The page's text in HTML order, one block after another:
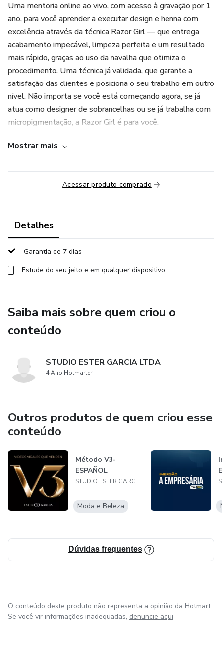
Uma mentoria online ao vivo, com acesso à gravação por 1
ano, para você aprender a executar design e henna com
excelência através da técnica Razor Girl — que entrega
acabamento impecável, limpeza perfeita e um resultado
mais rápido, graças ao uso da navalha que otimiza o
procedimento. Uma técnica já validada, que garante a
satisfação das clientes e posiciona o seu trabalho em outro
nível. Não importa se você está começando agora, se já
atua como designer de sobrancelhas ou se já trabalha com
micropigmentação, a Razor Girl é para você.
Mostrar mais
Acessar produto comprado
Detalhes
Garantia de 7 dias
Estude do seu jeito e em qualquer dispositivo
Saiba mais sobre quem criou o
conteúdo
STUDIO ESTER GARCIA LTDA
4 Ano Hotmarter
Outros produtos de quem criou esse
conteúdo
Método V3-
ESPAÑOL
STUDIO ESTER GARCIA LTDA
Moda e Beleza
Dúvidas frequentes
O conteúdo deste produto não representa a opinião da Hotmart.
Se você vir informações inadequadas, denuncie aqui